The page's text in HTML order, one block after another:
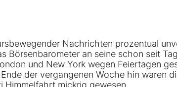
Nachrichten prozentual
Börsenbarometer an seine schon seit
und New York wegen Feiertagen
der vergangenen Woche hin waren
Himmelfahrt mickrig gewesen.